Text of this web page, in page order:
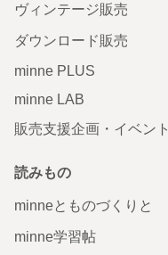
ヴィンテージ販売
ダウンロード販売
minne PLUS
minne LAB
販売支援企画・イベント
読みもの
minneとものづくりと
minne学習帖